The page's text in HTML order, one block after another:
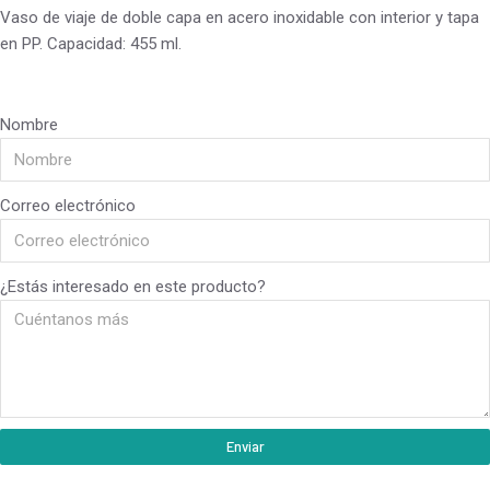
Vaso de viaje de doble capa en acero inoxidable con interior y tapa
en PP. Capacidad: 455 ml.
Nombre
Correo electrónico
¿Estás interesado en este producto?
Enviar